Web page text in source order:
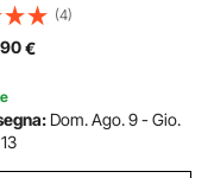
fognature e
Argento
(4)
90€
Dom. Ago. 9 - Gio.